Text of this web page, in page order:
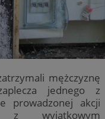
mężczyznę
jednego z
prowadzonej akcji
z wyjątkowym